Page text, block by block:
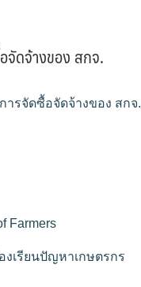
จัดจ้างของ สกจ.
ารจัดซื้อจัดจ้างของ สกจ.
Farmers
งเรียนปัญหาเกษตรกร